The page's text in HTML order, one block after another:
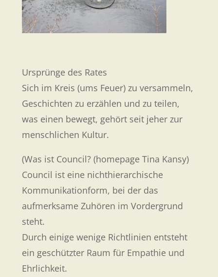
Ursprünge des Rates
​Sich im Kreis (ums Feuer) zu versammeln,
Geschichten zu erzählen und zu teilen,
was einen bewegt, gehört seit jeher zur
menschlichen Kultur.
(Was ist Council? (homepage Tina Kansy)
Council ist eine nichthierarchische
Kommunikationform, bei der das
aufmerksame Zuhören im Vordergrund
steht.
Durch einige wenige Richtlinien entsteht
ein geschützter Raum für Empathie und
Ehrlichkeit.